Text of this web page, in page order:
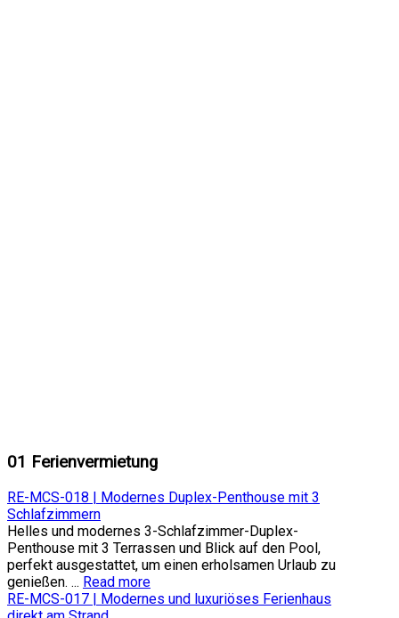
01 Ferienvermietung
RE-MCS-018 | Modernes Duplex-Penthouse mit 3
Schlafzimmern
Helles und modernes 3-Schlafzimmer-Duplex-
Penthouse mit 3 Terrassen und Blick auf den Pool,
perfekt ausgestattet, um einen erholsamen Urlaub zu
genießen. ... Read more
RE-MCS-017 | Modernes und luxuriöses Ferienhaus